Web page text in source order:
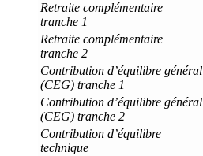
Retraite complémentaire
tranche 1
Retraite complémentaire
tranche 2
Contribution d’équilibre général
(CEG) tranche 1
Contribution d’équilibre général
(CEG) tranche 2
Contribution d’équilibre
technique